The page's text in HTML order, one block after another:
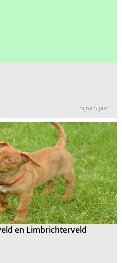
bijna 5 jaar
en Limbrichterveld